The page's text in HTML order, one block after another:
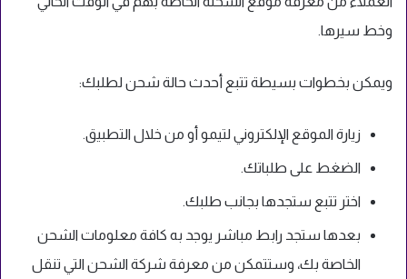
وخط سيرها.
ويمكن بخطوات بسيطة تتبع أحدث حالة شحن لطلبك:
زيارة الموقع الإلكتروني لتيمو أو من خلال التطبيق.
الضغط على طلباتك.
اختر تتبع ستجدها بجانب طلبك.
بعدها ستجد رابط مباشر يوجد به كافة معلومات الشحن
الخاصة بك، وستتمكن من معرفة شركة الشحن التي تنقل